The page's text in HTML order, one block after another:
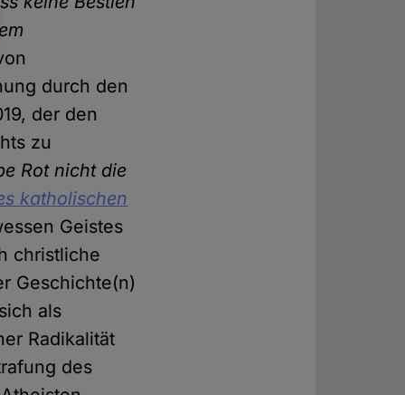
durch den
der den
zu
Rot nicht die
katholischen
Geistes
christliche
Geschichte(n)
als
Radikalität
des